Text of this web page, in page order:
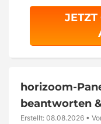
JETZT
horizoom-
beantworten
Erstellt: 08.08.2026 •